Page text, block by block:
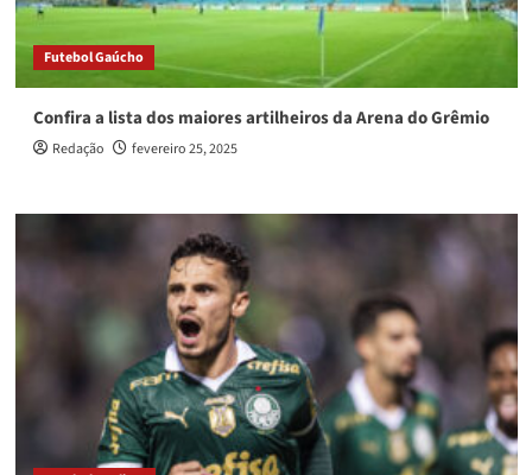
Futebol Gaúcho
Confira a lista dos maiores artilheiros da Arena do Grêmio
Redação fevereiro 25, 2025